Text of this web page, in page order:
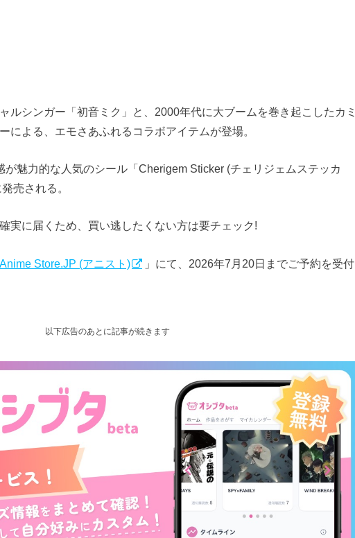
ルシンガー「初音ミク」と、2000年代に大ブームを巻き起こしたカミ
による、エモさあふれるコラボアイテムが登場。
魅力的な人気のシール「Cherigem Sticker (チェリジェムステッカ
売される。
実に届くため、買い逃したくない方は要チェック!
Anime Store.JP (アニスト)
」にて、2026年7月20日までご予約を受付
以下広告のあとに記事が続きます